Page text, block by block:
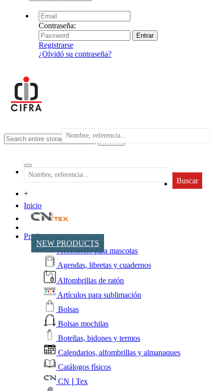
Contraseña:
Registrarse
¿Olvidó su contraseña?
search
Buscar
+
Inicio
NEW PRODUCTS
Productos
Accesorios para mascotas
Agendas, libretas y cuadernos
Alfombrillas de ratón
Artículos para sublimación
Bolsas
Bolsas mochilas
Botellas, bidones y termos
Calendarios, alfombrillas y almanaques
Catálogos físicos
CN❘Tex